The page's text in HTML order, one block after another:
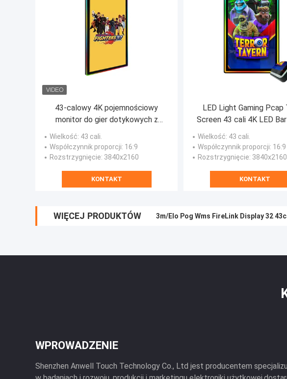
43-calowy 4K pojemnościowy
monitor do gier dotykowych z
bocznym LED bezelem do
interaktywnej cyfrowej
sygnalizacji
Wielkość: 43 cali.
Współczynnik proporcji: 16:9
Rozstrzygnięcie: 3840x2160
KONTAKT
LED Light Gaming Pcap
Screen 43 cali 4K LED
oryginalny pionowy
Wielkość: 43 cali.
Współczynnik proporcji: 16:9
Rozstrzygnięcie: 3840x2160
KONTAKT
WIĘCEJ PRODUKTÓW 3m/Elo Pog Wms FireLink Display 32
WPROWADZENIE
Shenzhen Anwell Touch Technology Co., Ltd jest producentem